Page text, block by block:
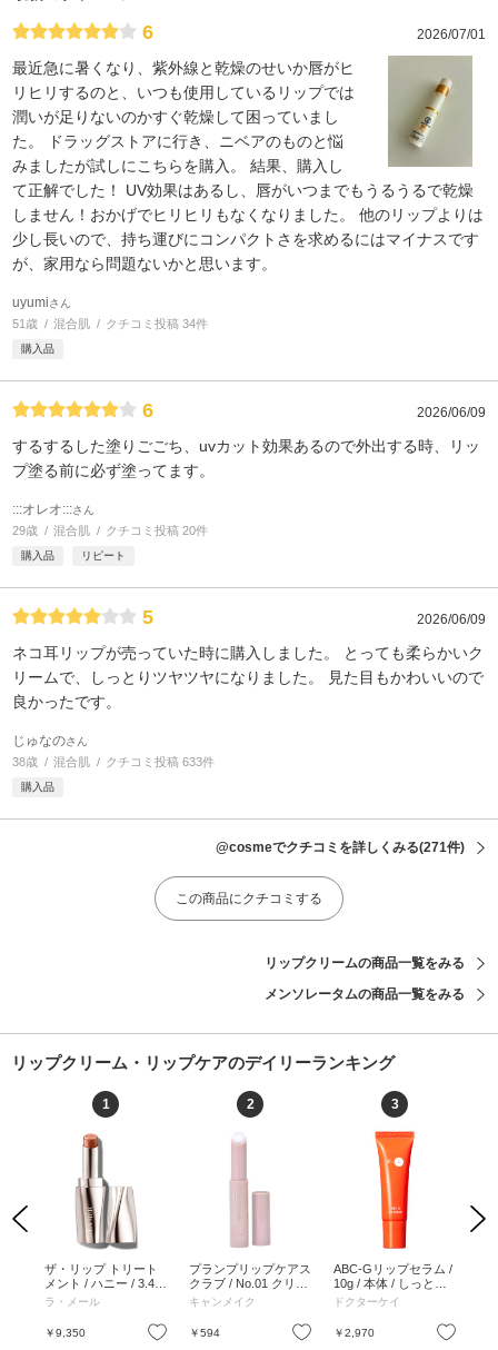
6 2026/07/01
最近急に暑くなり、紫外線と乾燥のせいか唇がヒ
リヒリするのと、いつも使用しているリップでは
潤いが足りないのかすぐ乾燥して困っていまし
た。 ドラッグストアに行き、ニベアのものと悩
みましたが試しにこちらを購入。 結果、購入し
て正解でした！ UV効果はあるし、唇がいつまでもうるうるで乾燥
しません！おかげでヒリヒリもなくなりました。 他のリップよりは
少し長いので、持ち運びにコンパクトさを求めるにはマイナスです
が、家用なら問題ないかと思います。
uyumiさん
51歳 混合肌 クチコミ投稿 34件
購入品
6 2026/06/09
するするした塗りごごち、uvカット効果あるので外出する時、リッ
プ塗る前に必ず塗ってます。
:::オレオ:::さん
29歳 混合肌 クチコミ投稿 20件
購入品 リピート
5 2026/06/09
ネコ耳リップが売っていた時に購入しました。 とっても柔らかいク
リームで、しっとりツヤツヤになりました。 見た目もかわいいので
良かったです。
じゅなのさん
38歳 混合肌 クチコミ投稿 633件
購入品
@cosmeでクチコミを詳しくみる(271件)
この商品にクチコミする
リップクリームの商品一覧をみる
メンソレータムの商品一覧をみる
リップクリーム・リップケアのデイリーランキング
Previous
お気に入り
1
ザ・リップ トリート
メント / ハニー / 3.4g
/ ハニー / 3.4g
ラ・メール
￥9,350 お気に入り
2
プランプリップケアス
クラブ / No.01 クリア
/ 0.27g / 無香料 / No.0
キャンメイク
￥594 お気に入り
3
ABC-Gリップセラム /
10g / 本体 / しっとり /
10g
ドクターケイ
￥2,970
Next